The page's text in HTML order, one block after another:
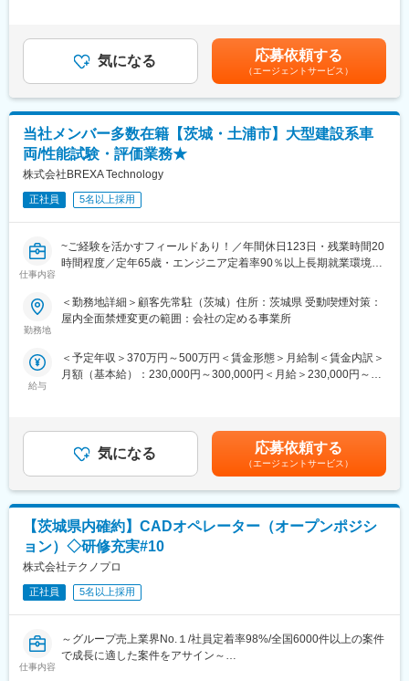
油圧ショベルをベースとした応用機の部品図面の作成
ホイールローダーに関わる3D設計および製図
・NXを使用したモデル作成
NXCADを使用したモデル作成および設計
・組み立て立ち合いおよび試験立会い
組み立てプロセスの監督および試験の立会い
試験結果の分析および改善提案
■働く環境/当社の特徴：
・全社月平均残業時間：20時間程度
り、プロジェクト、働き方など相談できる環境がございます。
・定年：65歳となっており、その後も１年更新での契約社員とし
・手厚い福利厚生：配属先への勤務に伴う引っ越し費用に関して
は、会社が全額負担します。家賃補助の金額に関して、6万円（家
■福利厚生「SS&CU制度」：
ともなうリスクを気にすることなく、社内で自分の新しいキャリ
アを形成し、可能性を広げることが可能です。シフトしたことに
よって上がった派遣料金が一定基準を超えた場合、給与に還元し
ております。
変更の範囲：会社の定める業務
の金額であり、選考を通じて上下する可能性があります。月給(月
額)は固定手当を含めた表記です。
気になる 応募依頼する
（エージェントサービス）
当社メンバー多数在籍【茨城・土浦市】大型建設系車
両/性能試験・評価業務★
株式会社BREXA Technology
正社員 5名以上採用
仕事内容
~ご経験を活かすフィールドあり！／年間休日123日・残業時間20
時間程度／定年65歳・エンジニア定着率90％以上長期就業環境あ
■建設系車両開発における各種部品の性能テストや評価業務を一緒
業務を通じスキルを身に着け、キャリアアップも叶えられます。
弊社では、エンジニアが安心して働けるようサポートやフォロー
■業務内容
建設系車両開発における実験評価業務
（超大型ショベル・ホイールローダー・油圧シャベル等）
・各種測定器を使用しての振動・騒音計測および評価
・掘削、恒温、高地等の環境試験
・組み立て立ち合いや試験立会い業務
・車両点検、評価データの取り纏め
※ご経験スキルに応じて別案件へのご相談も承ります。
ご面接の際に志向性に合わせて様々お話しできればと思います。
・年休：123日程度
・キャリアサポート制度充実：社内に専属のカウンセラーがお
勤務地
＜勤務地詳細＞顧客先常駐（茨城）住所：茨城県 受動喫煙対策：
屋内全面禁煙変更の範囲：会社の定める事業所
給与
＜予定年収＞370万円～500万円＜賃金形態＞月給制＜賃金内訳＞
月額（基本給）：230,000円～300,000円＜月給＞230,000円～
の金額であり、選考を通じて上下する可能性があります。月給(月
額)は固定手当を含めた表記です。
気になる 応募依頼する
（エージェントサービス）
【茨城県内確約】CADオペレーター（オープンポジシ
ョン）◇研修充実#10
株式会社テクノプロ
正社員 5名以上採用
仕事内容
～グループ売上業界No.１/社員定着率98%/全国6000件以上の案件
で成長に適した案件をアサイン～